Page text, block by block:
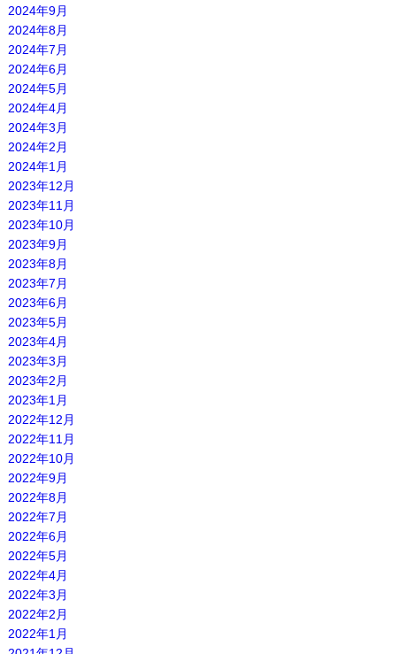
2024年9月
2024年8月
2024年7月
2024年6月
2024年5月
2024年4月
2024年3月
2024年2月
2024年1月
2023年12月
2023年11月
2023年10月
2023年9月
2023年8月
2023年7月
2023年6月
2023年5月
2023年4月
2023年3月
2023年2月
2023年1月
2022年12月
2022年11月
2022年10月
2022年9月
2022年8月
2022年7月
2022年6月
2022年5月
2022年4月
2022年3月
2022年2月
2022年1月